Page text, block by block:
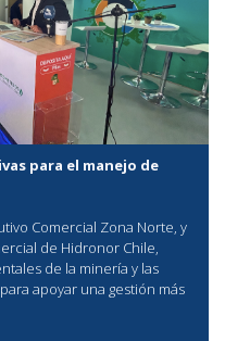
para el manejo de
Comercial Zona Norte, y
de Hidronor Chile,
de la minería y las
apoyar una gestión más